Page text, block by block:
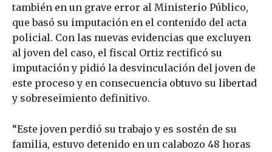
también en un grave error al Ministerio Público,
que basó su imputación en el contenido del acta
policial. Con las nuevas evidencias que excluyen
al joven del caso, el fiscal Ortiz rectificó su
imputación y pidió la desvinculación del joven de
este proceso y en consecuencia obtuvo su libertad
y sobreseimiento definitivo.
“Este joven perdió su trabajo y es sostén de su
familia, estuvo detenido en un calabozo 48 horas